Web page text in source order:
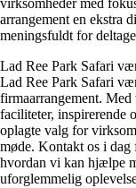
virksomheder med
arrangement en ekstra
meningsfuldt for
Lad Ree Park Safari
Lad Ree Park Safari
firmaarrangement.
faciliteter, inspirerende
oplagte valg for
møde. Kontakt os i dag
hvordan vi kan hjælpe
uforglemmelig